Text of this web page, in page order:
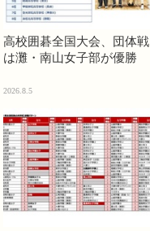
高校囲碁全国大会、団体戦
は灘・南山女子部が優勝
2026.8.5